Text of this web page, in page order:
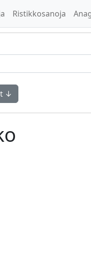
Ristikkosanoja
↓